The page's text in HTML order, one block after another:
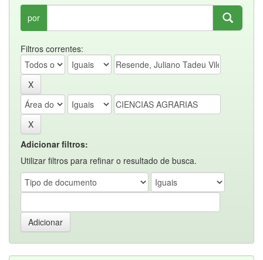
por
Filtros correntes:
Adicionar filtros:
Utilizar filtros para refinar o resultado de busca.